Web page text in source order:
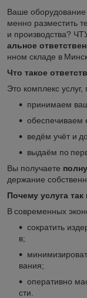
Ваше оборудование
менно разместить
и производства?
альное
нном складе в
Что такое
Это комплекс
принимаем
обеспечиваем
ведём учёт и
выдаём по
Вы получаете
держание
Почему услуга
В современных
сократить
в;
вания;
оперативно
сти.